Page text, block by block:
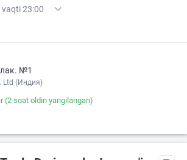
vaqti 23:00
XX
№1
Ltd (Индия)
(2 soat oldin yangilangan)